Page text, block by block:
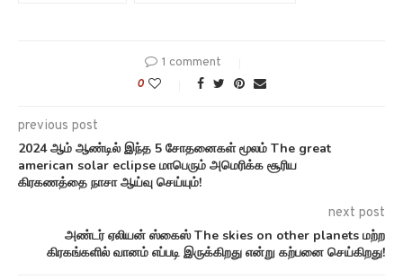
1 comment
0
previous post
2024 ஆம் ஆண்டில் இந்த 5 சோதனைகள் மூலம் The great
american solar eclipse மாபெரும் அமெரிக்க சூரிய
கிரகணத்தை நாசா ஆய்வு செய்யும்!
next post
அண்டர் ஏலியன் ஸ்கைஸ் The skies on other planets மற்ற
கிரகங்களில் வானம் எப்படி இருக்கிறது என்று கற்பனை செய்கிறது!